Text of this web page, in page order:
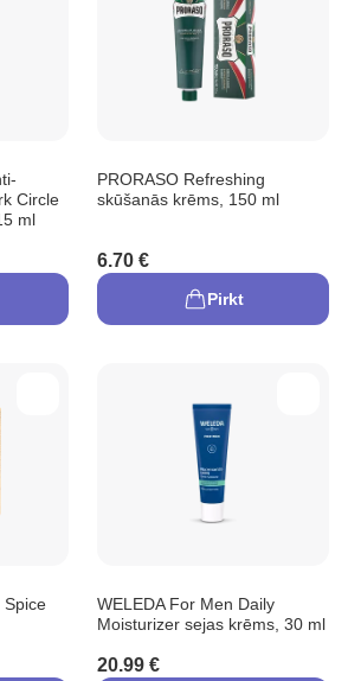
Circle
ml
PRORASO Refreshing
skūšanās krēms, 150 ml
6.70 €
Pirkt
Spice
WELEDA For Men Daily
Moisturizer sejas krēms, 30 ml
20.99 €